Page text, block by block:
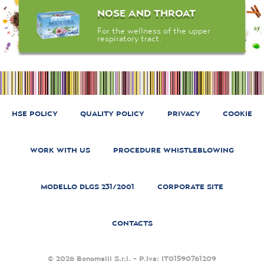
NOSE AND THROAT
For the wellness of the upper
respiratory tract.
HSE POLICY QUALITY POLICY PRIVACY COOKIE
WORK WITH US PROCEDURE WHISTLEBLOWING
MODELLO DLGS 231/2001 CORPORATE SITE
CONTACTS
© 2026 Bonomelli S.r.l. - P.Iva: IT01590761209